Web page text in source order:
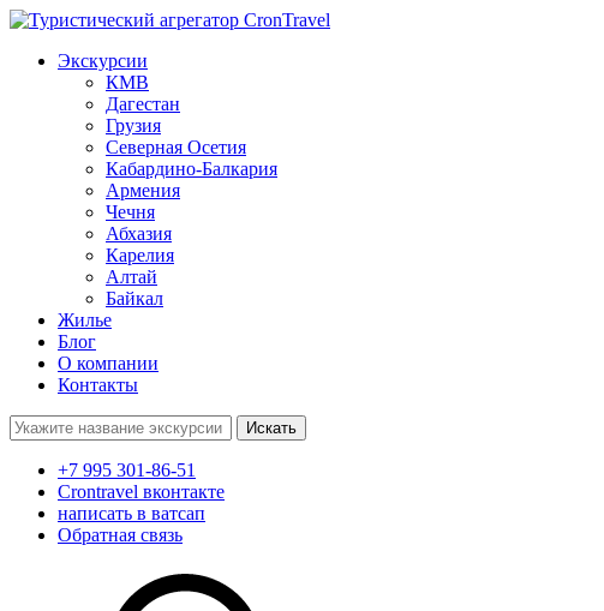
Экскурсии
КМВ
Дагестан
Грузия
Северная Осетия
Кабардино-Балкария
Армения
Чечня
Абхазия
Карелия
Алтай
Байкал
Жилье
Блог
О компании
Контакты
Поиск:
+7 995 301-86-51
Crontravel вконтакте
написать в ватсап
Обратная связь